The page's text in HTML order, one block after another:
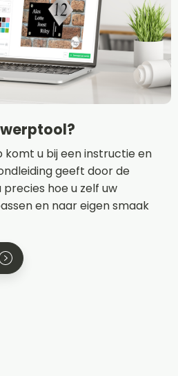
u bij een instructie en
geeft door de
hoe u zelf uw
en naar eigen smaak